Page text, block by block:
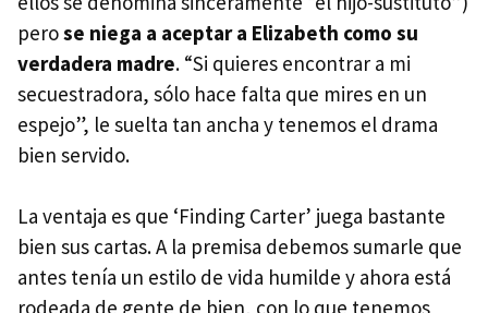
perose niega a aceptar a Elizabeth como su
verdadera madre. “Si quieres encontrar a mi
secuestradora, sólo hace falta que mires en un
espejo”, le suelta tan ancha y tenemos el drama
bien servido.
La ventaja es que ‘Finding Carter’ juega bastante
bien sus cartas. A la premisa debemos sumarle que
antes tenía un estilo de vida humilde y ahora está
rodeada de gente de bien, con lo que tenemos